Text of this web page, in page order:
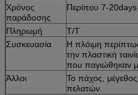
Χρόνος
παράδοσης
Περίπου 7-
Πληρωμή
T/T
Συσκευασία
Η πλόιμη
την πλαστική
που παγιώθηκαν
Άλλοι
Το πάχος,
πελατών.